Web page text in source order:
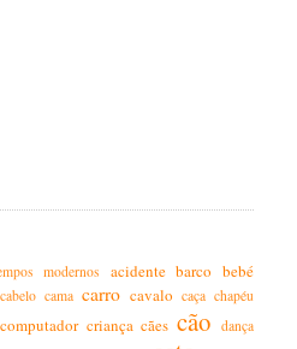
modernos acidente barco bebé
cabelo cama carro cavalo caça chapéu
computador criança cães cão dança